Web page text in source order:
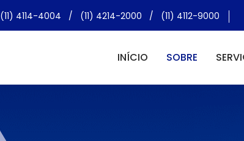
(11) 4114-4004 / (11) 4214-2000 / (11) 4112-9000
INÍCIO SOBRE